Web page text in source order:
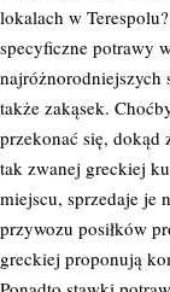
lokalach w
specyficzne potrawy
najróżnorodniejszych
także zakąsek.
przekonać się, dokąd
tak zwanej greckiej
miejscu, sprzedaje je
przywozu posiłków
greckiej proponują